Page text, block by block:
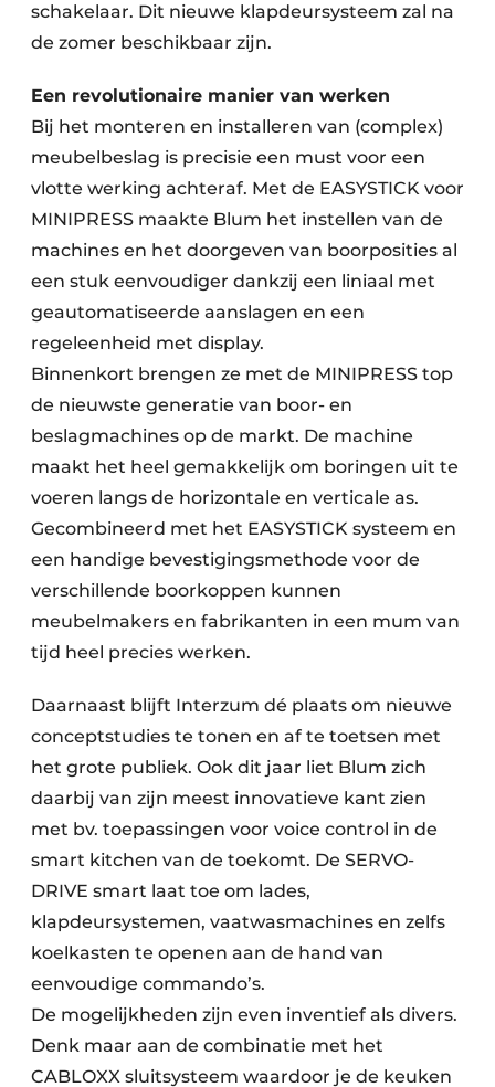
schakelaar. Dit nieuwe klapdeursysteem zal na
de zomer beschikbaar zijn.
Een revolutionaire manier van werken
Bij het monteren en installeren van (complex)
meubelbeslag is precisie een must voor een
vlotte werking achteraf. Met de EASYSTICK voor
MINIPRESS maakte Blum het instellen van de
machines en het doorgeven van boorposities al
een stuk eenvoudiger dankzij een liniaal met
geautomatiseerde aanslagen en een
regeleenheid met display.
Binnenkort brengen ze met de MINIPRESS top
de nieuwste generatie van boor- en
beslagmachines op de markt. De machine
maakt het heel gemakkelijk om boringen uit te
voeren langs de horizontale en verticale as.
Gecombineerd met het EASYSTICK systeem en
een handige bevestigingsmethode voor de
verschillende boorkoppen kunnen
meubelmakers en fabrikanten in een mum van
tijd heel precies werken.
Daarnaast blijft Interzum dé plaats om nieuwe
conceptstudies te tonen en af te toetsen met
het grote publiek. Ook dit jaar liet Blum zich
daarbij van zijn meest innovatieve kant zien
met bv. toepassingen voor voice control in de
smart kitchen van de toekomt. De SERVO-
DRIVE smart laat toe om lades,
klapdeursystemen, vaatwasmachines en zelfs
koelkasten te openen aan de hand van
eenvoudige commando’s.
De mogelijkheden zijn even inventief als divers.
Denk maar aan de combinatie met het
CABLOXX sluitsysteem waardoor je de keuken